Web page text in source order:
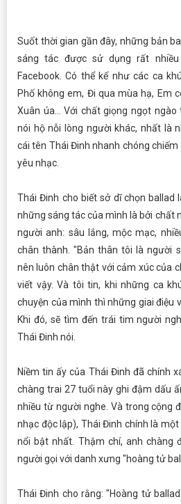
Suốt thời gian gần đây, những bản
sáng tác được sử dụng rất
Facebook. Có thể kể như các ca
Phố không em, Đi qua mùa hạ, Em
Xuân úa... Với chất giọng ngọt
nói hộ nỗi lòng người khác, nhất là
cái tên Thái Đinh nhanh chóng
yêu nhạc.
Thái Đinh cho biết sở dĩ chọn ballad
những sáng tác của mình là bởi chất
người anh: sâu lắng, mộc mạc,
chân thành. "Bản thân tôi là người
nên luôn chân thật với cảm xúc của
viết vậy. Và tôi tin, khi những ca
chuyện của mình thì những giai điệu
Khi đó, sẽ tìm đến trái tim người
Thái Đinh nói.
Niềm tin ấy của Thái Đinh đã chính
chàng trai 27 tuổi này ghi đậm dấu
nhiều từ người nghe. Và trong cộng
nhạc độc lập), Thái Đinh chính là
nổi bật nhất. Thậm chí, anh chàng
người gọi với danh xưng "hoàng tử
Thái Đinh cho rằng: "Hoàng tử